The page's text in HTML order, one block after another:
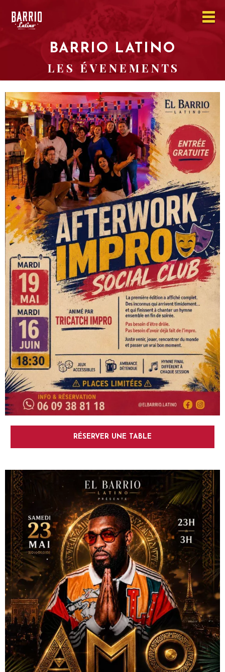
BARRIO LATINO
L E S É V E N E M E N T S
RÉSERVER UNE TABLE